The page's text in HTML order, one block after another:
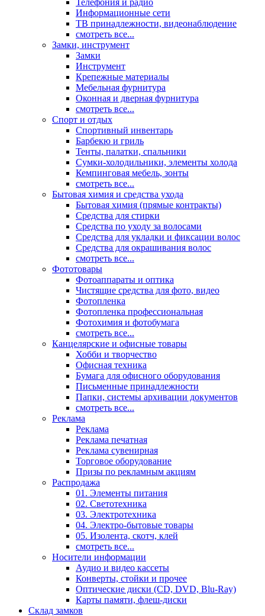
Телефония и радио
Информационные сети
ТВ принадлежности, видеонаблюдение
смотреть все...
Замки, инструмент
Замки
Инструмент
Крепежные материалы
Мебельная фурнитура
Оконная и дверная фурнитура
смотреть все...
Спорт и отдых
Спортивный инвентарь
Барбекю и гриль
Тенты, палатки, спальники
Сумки-холодильники, элементы холода
Кемпинговая мебель, зонты
смотреть все...
Бытовая химия и средства ухода
Бытовая химия (прямые контракты)
Средства для стирки
Средства по уходу за волосами
Средства для укладки и фиксации волос
Средства для окрашивания волос
смотреть все...
Фототовары
Фотоаппараты и оптика
Чистящие средства для фото, видео
Фотопленка
Фотопленка профессиональная
Фотохимия и фотобумага
смотреть все...
Канцелярские и офисные товары
Хобби и творчество
Офисная техника
Бумага для офисного оборудования
Письменные принадлежности
Папки, системы архивации документов
смотреть все...
Реклама
Реклама
Реклама печатная
Реклама сувенирная
Торговое оборудование
Призы по рекламным акциям
Распродажа
01. Элементы питания
02. Светотехника
03. Электротехника
04. Электро-бытовые товары
05. Изолента, скотч, клей
смотреть все...
Носители информации
Аудио и видео кассеты
Конверты, стойки и прочее
Оптические диски (CD, DVD, Blu-Ray)
Карты памяти, флеш-диски
Склад замков